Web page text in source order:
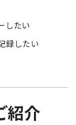
したい
録したい
紹介